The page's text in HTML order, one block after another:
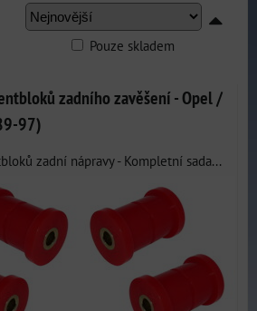
Pouze skladem
zadního zavěšení - Opel /
97)
zadní nápravy - Kompletní sada...